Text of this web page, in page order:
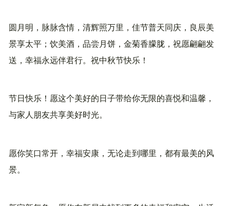
圆月明，脉脉含情，清辉照万里，佳节普天同庆，良辰美
景享太平；饮美酒，品尝月饼，金菊香朦胧，祝愿翩翩发
送，幸福永远伴君行。祝中秋节快乐！
节日快乐！愿这个美好的日子带给你无限的喜悦和温馨，
与家人朋友共享美好时光。
愿你笑口常开，幸福安康，无论走到哪里，都有最美的风
景。